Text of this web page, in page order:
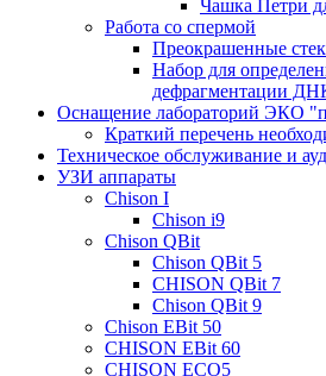
Чашка Петри
Работа со спермой
Преокрашенные
Набор для
дефрагментации
Оснащение лабораторий ЭКО
Краткий перечень
Техническое обслуживание и
УЗИ аппараты
Chison I
Chison i9
Chison QBit
Chison QBit 5
CHISON QBit 7
Chison QBit 9
Chison EBit 50
CHISON EBit 60
CHISON ECO5